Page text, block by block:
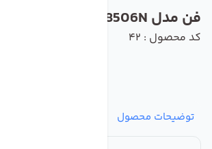
فن مدل 8506N برند ebmpapst
کد محصول : 42
توضیحات محصول